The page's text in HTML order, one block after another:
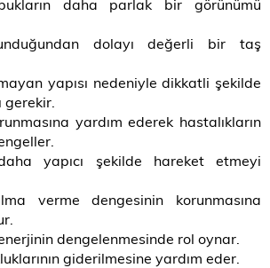
daha parlak bir görünümü
dolayı değerli bir taş
yapısı nedeniyle dikkatli şekilde
gerekir.
yardım ederek hastalıkların
yapıcı şekilde hareket etmeyi
verme dengesinin korunmasına
dengelenmesinde rol oynar.
giderilmesine yardım eder.